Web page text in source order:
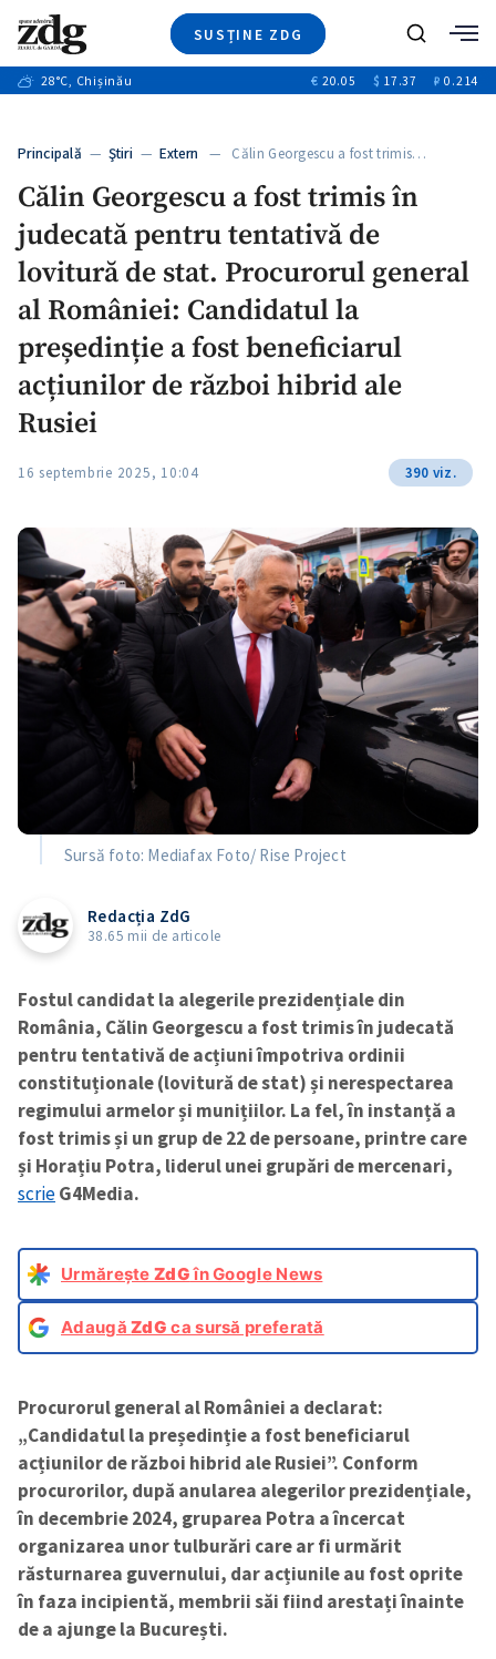
SUSȚINE ZDG
Ştiri
+6
Video
Special
+1
+1
Blog
+1
ZdGust
Caută
28°C, Chișinău € 20.05 $ 17.37 ₽ 0.214
Principală — Ştiri — Extern — Călin Georgescu a fost trimis…
Călin Georgescu a fost trimis în
judecată pentru tentativă de
lovitură de stat. Procurorul general
al României: Candidatul la
președinție a fost beneficiarul
acțiunilor de război hibrid ale
Rusiei
16 septembrie 2025, 10:04 390 viz.
Sursă foto: Mediafax Foto/ Rise Project
Redacția ZdG
38.65 mii de articole
Fostul candidat la alegerile prezidențiale din
România, Călin Georgescu a fost trimis în judecată
pentru tentativă de acțiuni împotriva ordinii
constituționale (lovitură de stat) și nerespectarea
regimului armelor și munițiilor. La fel, în instanță a
fost trimis și un grup de 22 de persoane, printre care
și Horațiu Potra, liderul unei grupări de mercenari,
scrieG4Media.
Urmărește ZdGîn Google News
AdaugăZdG ca sursă preferată
Procurorul general al României a declarat:
„Candidatul la președinție a fost beneficiarul
acțiunilor de război hibrid ale Rusiei”. Conform
procurorilor, după anularea alegerilor prezidențiale,
în decembrie 2024, gruparea Potra a încercat
organizarea unor tulburări care ar fi urmărit
răsturnarea guvernului, dar acțiunile au fost oprite
în faza incipientă, membrii săi fiind arestați înainte
de a ajunge la București.